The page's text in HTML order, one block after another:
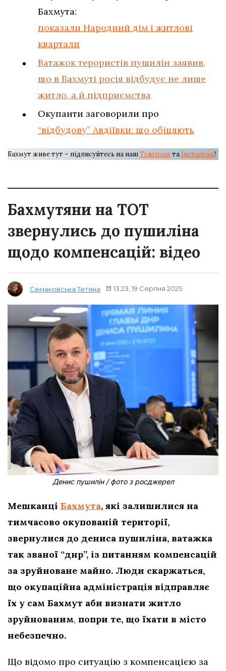
Бахмута:
показали Народний дім і житлові
квартали
Ватажок терористів пушилін заявив,
що в Бахмуті росія відбудує не лише
житло, а й підприємства
Окупанти заговорили про
“відбудову” Авдіївки: що обіцяють
Бахмут живе тут – підписуйтесь на нашТелеграм та Інстаграм!
Бахмутяни на ТОТ
звернулись до пушиліна
щодо компенсацій: відео
Семаковська Тетяна 13:23, 19 Серпня 2025
Денис пушилін / фото з росджерел
Мешканці Бахмута, які залишилися на
тимчасово окупованій території,
звернулися до дениса пушиліна, ватажка
так званої “днр”, із питанням компенсацій
за зруйноване майно. Люди скаржаться,
що окупаційна адміністрація відправляє
їх у сам Бахмут аби визнати житло
зруйнованим, попри те, що їхати в місто
небезпечно.
Що відомо про ситуацію з компенсацією за